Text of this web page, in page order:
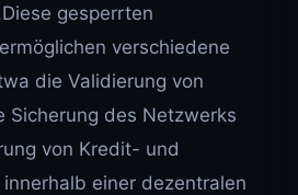
gesperrten
verschiedene
die Validierung von
Sicherung des Netzwerks
von Kredit- und
einer dezentralen